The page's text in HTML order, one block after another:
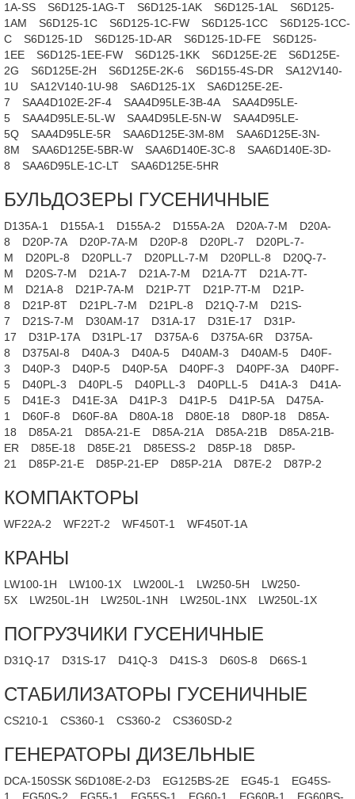
1A-SS
S6D125-1AG-T S6D125-1AK S6D125-1AL
S6D125-
1AM
S6D125-1C S6D125-1C-FW S6D125-1CC
S6D125-1CC-
C
S6D125-1D S6D125-1D-AR S6D125-1D-FE
S6D125-
1EE
S6D125-1EE-FW S6D125-1KK S6D125E-2E
S6D125E-
2G
S6D125E-2H S6D125E-2K-6 S6D155-4S-DR
SA12V140-
1U
SA12V140-1U-98 SA6D125-1X
SA6D125E-2E-
7
SAA4D102E-2F-4 SAA4D95LE-3B-4A
SAA4D95LE-
5
SAA4D95LE-5L-W SAA4D95LE-5N-W
SAA4D95LE-
5Q
SAA4D95LE-5R SAA6D125E-3M-8M
SAA6D125E-3N-
8M
SAA6D125E-5BR-W SAA6D140E-3C-8
SAA6D140E-3D-
8
SAA6D95LE-1C-LT SAA6D125E-5HR
БУЛЬДОЗЕРЫ ГУСЕНИЧНЫЕ
D135A-1 D155A-1 D155A-2 D155A-2A D20A-7-M
D20A-
8
D20P-7A D20P-7A-M D20P-8 D20PL-7
D20PL-7-
M
D20PL-8 D20PLL-7 D20PLL-7-M D20PLL-8
D20Q-7-
M
D20S-7-M D21A-7 D21A-7-M D21A-7T
D21A-7T-
M
D21A-8 D21P-7A-M D21P-7T D21P-7T-M
D21P-
8
D21P-8T D21PL-7-M D21PL-8 D21Q-7-M
D21S-
7
D21S-7-M D30AM-17 D31A-17 D31E-17
D31P-
17
D31P-17A D31PL-17 D375A-6 D375A-6R
D375A-
8
D375AI-8 D40A-3 D40A-5 D40AM-3 D40AM-5
D40F-
3
D40P-3 D40P-5 D40P-5A D40PF-3 D40PF-3A
D40PF-
5
D40PL-3 D40PL-5 D40PLL-3 D40PLL-5 D41A-3
D41A-
5
D41E-3 D41E-3A D41P-3 D41P-5 D41P-5A
D475A-
1
D60F-8 D60F-8A D80A-18 D80E-18 D80P-18
D85A-
18
D85A-21 D85A-21-E D85A-21A D85A-21B
D85A-21B-
ER
D85E-18 D85E-21 D85ESS-2 D85P-18
D85P-
21
D85P-21-E D85P-21-EP D85P-21A D87E-2 D87P-2
КОМПАКТОРЫ
WF22A-2 WF22T-2 WF450T-1 WF450T-1A
КРАНЫ
LW100-1H LW100-1X LW200L-1 LW250-5H
LW250-
5X
LW250L-1H LW250L-1NH LW250L-1NX LW250L-1X
ПОГРУЗЧИКИ ГУСЕНИЧНЫЕ
D31Q-17 D31S-17 D41Q-3 D41S-3 D60S-8 D66S-1
СТАБИЛИЗАТОРЫ ГУСЕНИЧНЫЕ
CS210-1 CS360-1 CS360-2 CS360SD-2
ГЕНЕРАТОРЫ ДИЗЕЛЬНЫЕ
DCA-150SSK S6D108E-2-D3 EG125BS-2E EG45-1
EG45S-